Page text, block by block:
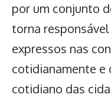
por um conjunto
torna
expressos nas
cotidianamente e
cotidiano das